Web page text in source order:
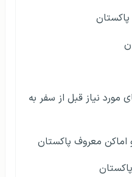
مورد نیاز قبل از سفر به
اماکن معروف پاکستان